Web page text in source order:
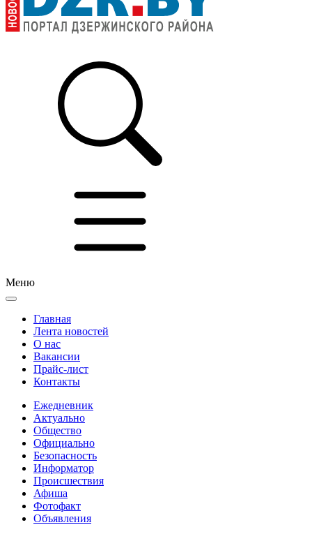
Меню
Главная
Лента новостей
О нас
Вакансии
Прайс-лист
Контакты
Ежедневник
Актуально
Общество
Официально
Безопасность
Информатор
Происшествия
Афиша
Фотофакт
Объявления